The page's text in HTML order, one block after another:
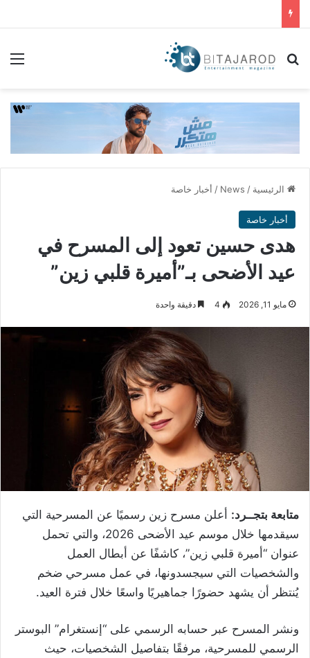
بحث عن
الرئيسية /
News
/ أخبار خاصة
أخبار خاصة
هدى حسين تعود إلى المسرح في
عيد الأضحى بـ”أميرة قلبي زين”
مايو 11, 2026 4 دقيقة واحدة
متابعة بتجــرد: أعلن مسرح زين رسميًا عن المسرحية التي
سيقدمها خلال موسم عيد الأضحى 2026، والتي تحمل
عنوان “أميرة قلبي زين”، كاشفًا عن أبطال العمل
والشخصيات التي سيجسدونها، في عمل مسرحي ضخم
يُنتظر أن يشهد حضورًا جماهيريًا واسعًا خلال فترة العيد.
ونشر المسرح عبر حسابه الرسمي على “إنستغرام” البوستر
الرسمي للمسرحية، مرفقًا بتفاصيل الشخصيات، حيث